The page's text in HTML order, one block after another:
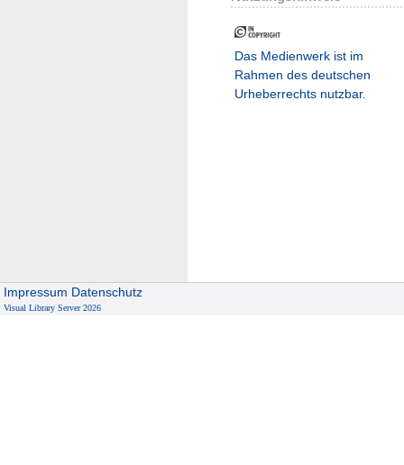
Das Medienwerk ist im
Rahmen des deutschen
Urheberrechts nutzbar.
Impressum Datenschutz
Visual Library Server 2026